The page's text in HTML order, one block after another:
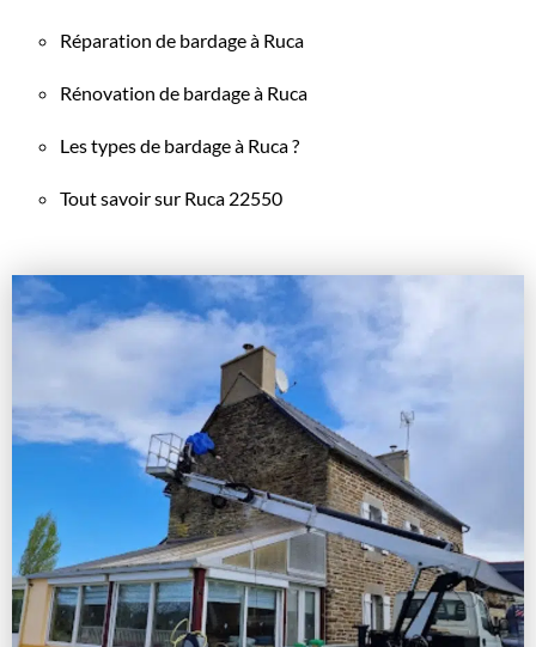
Réparation de bardage à Ruca
Rénovation de bardage à Ruca
Les types de bardage à Ruca ?
Tout savoir sur Ruca 22550